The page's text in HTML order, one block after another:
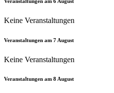
Keine Veranstaltungen
Veranstaltungen am 7 August
Keine Veranstaltungen
Veranstaltungen am 8August